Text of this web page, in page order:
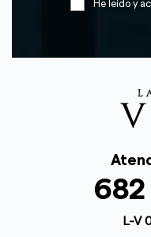
He leído y
L-V